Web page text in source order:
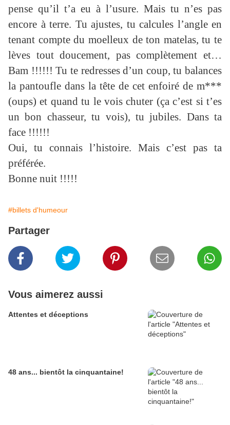
pense qu’il t’a eu à l’usure. Mais tu n’es pas
encore à terre. Tu ajustes, tu calcules l’angle en
tenant compte du moelleux de ton matelas, tu te
lèves tout doucement, pas complètement et…
Bam !!!!!! Tu te redresses d’un coup, tu balances
la pantoufle dans la tête de cet enfoiré de m***
(oups) et quand tu le vois chuter (ça c’est si t’es
un bon chasseur, tu vois), tu jubiles. Dans ta
face !!!!!!
Oui, tu connais l’histoire. Mais c’est pas ta
préférée.
Bonne nuit !!!!!
#billets d'humeour
Partager
Vous aimerez aussi
Attentes et déceptions
48 ans... bientôt la cinquantaine!